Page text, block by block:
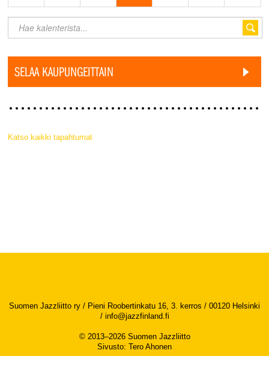
SELAA KAUPUNGEITTAIN
Katso kaikki tapahtumat
Suomen Jazzliitto ry / Pieni Roobertinkatu 16, 3. kerros / 00120 Helsinki
/ info@jazzfinland.fi
© 2013–2026 Suomen Jazzliitto
Sivusto: Tero Ahonen